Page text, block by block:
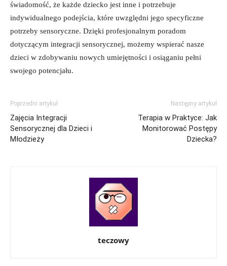
świadomość, że ‌każde dziecko jest‍ inne⁣ i potrzebuje⁤
indywidualnego ‌podejścia,⁢ które uwzględni⁣ jego specyficzne
⁣potrzeby sensoryczne. Dzięki profesjonalnym poradom
dotyczącym⁤ integracji sensorycznej, możemy wspierać nasze
dzieci w zdobywaniu nowych umiejętności i‍ osiąganiu‌ pełni
swojego ‍potencjału.
Poprzedni artykuł
Zajęcia Integracji
Sensorycznej dla Dzieci i
Młodzieży
Następny artykuł
Terapia w Praktyce: Jak
Monitorować Postępy
Dziecka?
teczowy